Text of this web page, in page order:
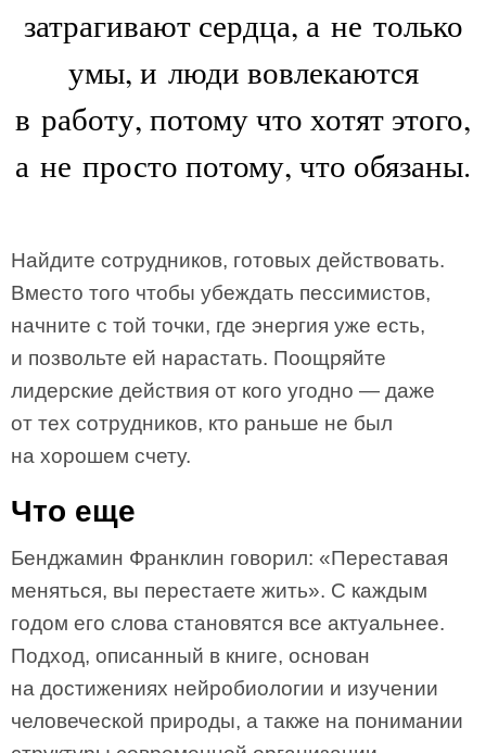
затрагивают сердца, а не только
умы, и люди вовлекаются
в работу, потому что хотят этого,
а не просто потому, что обязаны.
Найдите сотрудников, готовых действовать.
Вместо того чтобы убеждать песси­мистов,
начните с той точки, где энергия уже есть,
и позвольте ей нарастать. Поощряйте
лидерские действия от кого угод­но — даже
от тех сотрудников, кто раньше не был
на хорошем счету.
Что еще
Бенджамин Франклин говорил: «Переставая
меняться, вы перестаете жить». С каждым
годом его слова становятся все актуальнее.
Подход, описанный в книге, основан
на достижениях нейробиологии и изучении
человеческой природы, а также на понимании